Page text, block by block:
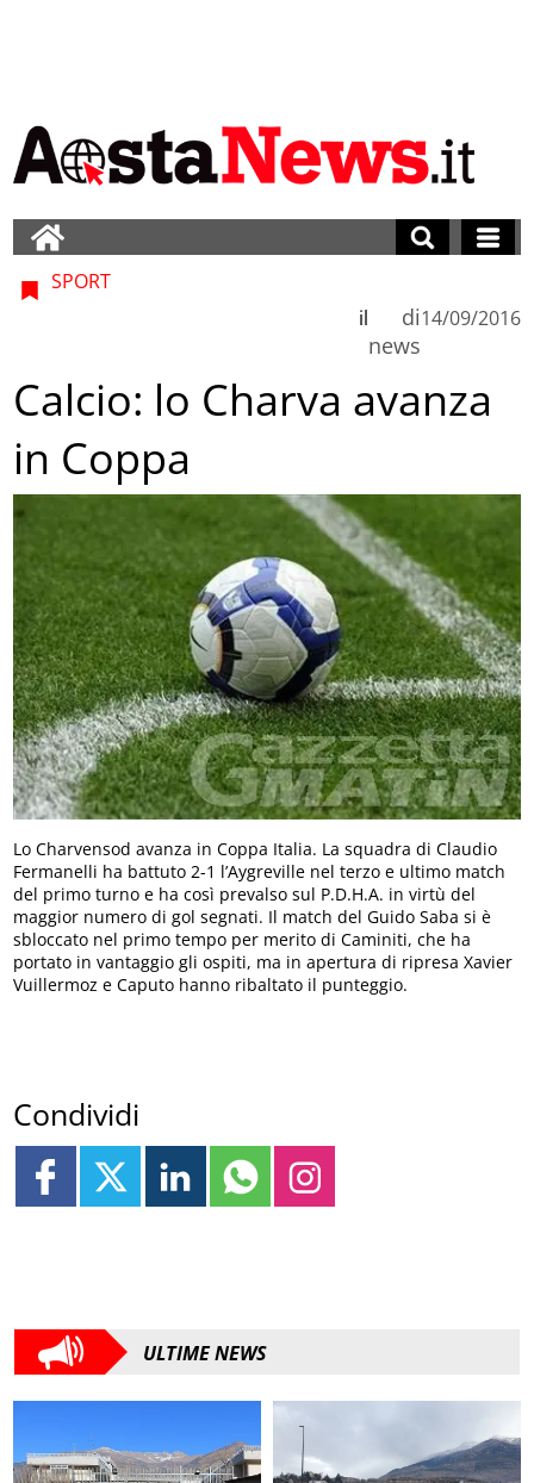
SPORT
di
news
il 14/09/2016
Calcio: lo Charva avanza
in Coppa
Lo Charvensod avanza in Coppa Italia. La squadra di Claudio
Fermanelli ha battuto 2-1 l’Aygreville nel terzo e ultimo match
del primo turno e ha così prevalso sul P.D.H.A. in virtù del
maggior numero di gol segnati. Il match del Guido Saba si è
sbloccato nel primo tempo per merito di Caminiti, che ha
portato in vantaggio gli ospiti, ma in apertura di ripresa Xavier
Vuillermoz e Caputo hanno ribaltato il punteggio.
Condividi
ULTIME NEWS